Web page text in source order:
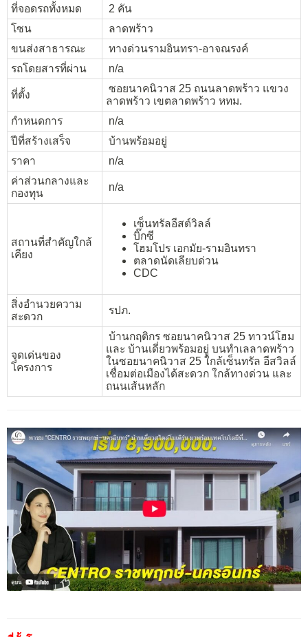
ที่จอดรถทั้งหมด
2 คัน
โซน
ลาดพร้าว
ขนส่งสาธารณะ
ทางด่วนรามอินทรา-อาจณรงค์
รถโดยสารที่ผ่าน
n/a
ที่ตั้ง
ซอยนาคนิวาส 25 ถนนลาดพร้าว แขวง
ลาดพร้าว เขตลาดพร้าว หทม.
กำหนดการ
n/a
ปีที่สร้างเสร็จ
บ้านพร้อมอยู่
ราคา
n/a
ค่าส่วนกลางและ
กองทุน
n/a
สถานที่สำคัญใกล้
เคียง
เซ็นทรัลอีสต์วิลล์
บิ๊กซี
โฮมโปร เอกมัย-รามอินทรา
ตลาดนัดเลียบด่วน
CDC
สิ่งอำนวยความ
สะดวก
รปภ.
จุดเด่นของ
โครงการ
บ้านกฤติกร ซอยนาคนิวาส 25 ทาวน์โฮม
และ บ้านเดี่ยวพร้อมอยู่ บนทำเลลาดพร้าว
ในซอยนาคนิวาส 25 ใกล้เซ็นทรัล อีสวิลล์
เชื่อมต่อเมืองได้สะดวก ใกล้ทางด่วน และ
ถนนเส้นหลัก